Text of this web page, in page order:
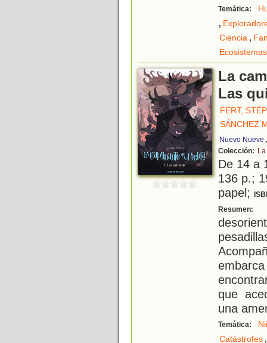
Temática:
,
Ciencia,
Ecosistemas
La
Las
FERT,
SÁNCHEZ
Nuevo Nueve
Colección:
De 14 a
136 p.;
papel;
Resumen:
que
una
Temática:
Catástrofes,